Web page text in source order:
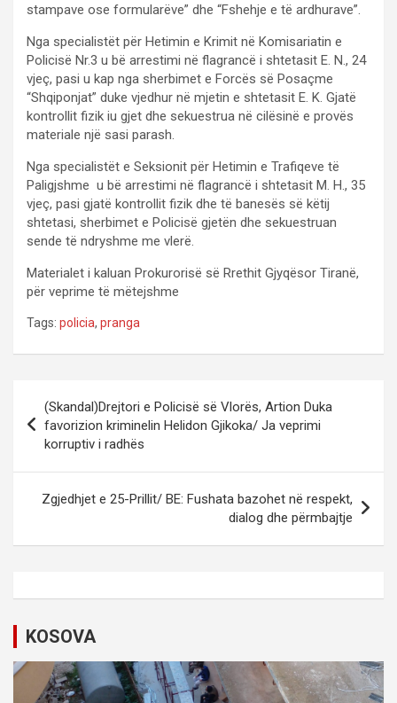
stampave ose formularëve” dhe “Fshehje e të ardhurave”.
Nga specialistët për Hetimin e Krimit në Komisariatin e
Policisë Nr.3 u bë arrestimi në flagrancë i shtetasit E. N., 24
vjeç, pasi u kap nga sherbimet e Forcës së Posaçme
“Shqiponjat” duke vjedhur në mjetin e shtetasit E. K. Gjatë
kontrollit fizik iu gjet dhe sekuestrua në cilësinë e provës
materiale një sasi parash.
Nga specialistët e Seksionit për Hetimin e Trafiqeve të
Paligjshme u bë arrestimi në flagrancë i shtetasit M. H., 35
vjeç, pasi gjatë kontrollit fizik dhe të banesës së këtij
shtetasi, sherbimet e Policisë gjetën dhe sekuestruan
sende të ndryshme me vlerë.
Materialet i kaluan Prokurorisë së Rrethit Gjyqësor Tiranë,
për veprime të mëtejshme
Tags: policia, pranga
t
i
g
a
t
(Skandal)Drejtori e Policisë së Vlorës, Artion Duka
favorizion kriminelin Helidon Gjikoka/ Ja veprimi
korruptiv i radhës
Zgjedhjet e 25-Prillit/ BE: Fushata bazohet në respekt,
dialog dhe përmbajtje
KOSOVA